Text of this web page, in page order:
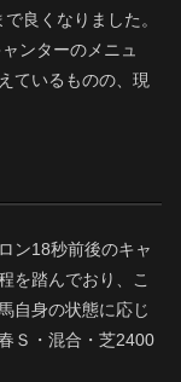
良くなりました。
ンターのメニュ
ているものの、現
ン18秒前後のキャ
を踏んでおり、こ
自身の状態に応じ
Ｓ・混合・芝2400